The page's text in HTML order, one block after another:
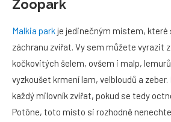
Zoopark
Malkia parkje jedinečným místem, které
záchranu zvířat. Vy sem můžete vyrazit
kočkovitých šelem, ovšem i malp,
vyzkoušet krmení lam, velbloudů a
každý milovník zvířat, pokud se tedy
Potône, toto místo si rozhodně